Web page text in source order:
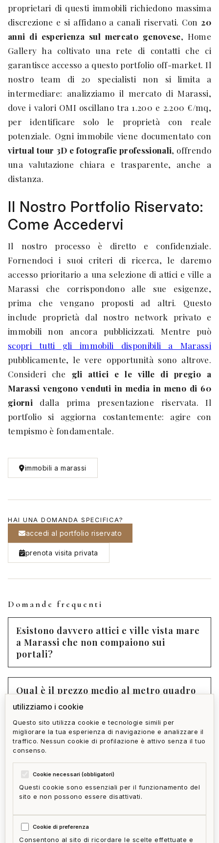
proprietari di questi immobili richiedono massima
discrezione e si affidano a canali riservati. Con 20
anni di esperienza sul mercato genovese, Home
Gallery ha coltivato una rete di contatti che ci
garantisce accesso a questo portfolio off-market. Il
nostro team di 20 specialisti non si limita a
intermediare: analizziamo il mercato di Marassi,
dove i valori OMI oscillano tra 1.200 e 2.200 €/mq,
per identificare solo le proprietà con reale
potenziale. Ogni immobile viene documentato con
virtual tour 3D e fotografie professionali, offrendo
una valutazione chiara e trasparente, anche a
distanza.
Il Nostro Portfolio Riservato:
Come Accedervi
Il nostro processo è diretto e confidenziale.
Fornendoci i suoi criteri di ricerca, le daremo
accesso prioritario a una selezione di attici e ville a
Marassi che corrispondono alle sue esigenze,
prima che vengano proposti ad altri. Questo
include proprietà dal nostro network privato e
immobili non ancora pubblicizzati. Mentre può
scopri tutti gli immobili disponibili a Marassi
pubblicamente, le vere opportunità sono altrove.
Consideri che gli attici e le ville di pregio a
Marassi vengono venduti in media in meno di 60
giorni dalla prima presentazione riservata. Il
portfolio si aggiorna costantemente: agire con
tempismo è fondamentale.
immobili a marassi
HAI UNA DOMANDA SPECIFICA?
accedi al portfolio riservato
prenota visita privata
Domande frequenti
Esistono davvero attici e ville vista mare
a Marassi che non compaiono sui
portali?
Qual è il prezzo medio al metro quadro
per un attico di pregio a Marassi?
Come si accede al portfolio riservato di
Home Gallery per Marassi?
McFrancis
mappa del sito
utilizziamo i cookie
Questo sito utilizza cookie e tecnologie simili per
migliorare la tua esperienza di navigazione e analizzare il
traffico. Nessun cookie di profilazione è attivo senza il tuo
consenso.
Cookie necessari (obbligatori)
Questi cookie sono essenziali per il funzionamento del
sito e non possono essere disattivati.
Cookie di preferenza
Consentono al sito di ricordare le scelte effettuate e